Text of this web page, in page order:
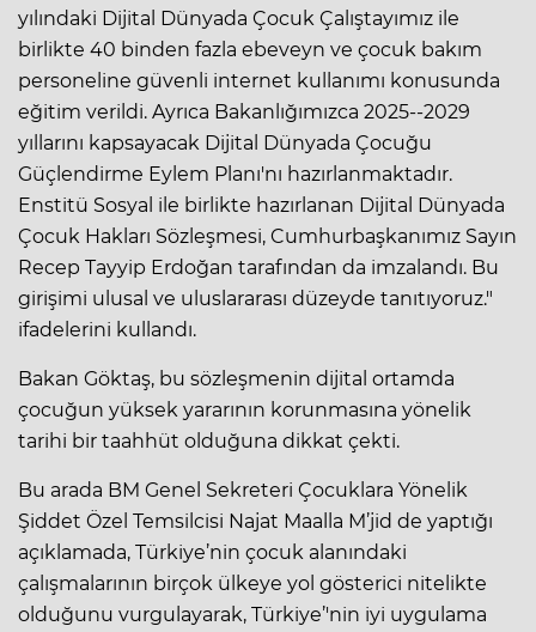
yılındaki Dijital Dünyada Çocuk Çalıştayımız ile
birlikte 40 binden fazla ebeveyn ve çocuk bakım
personeline güvenli internet kullanımı konusunda
eğitim verildi. Ayrıca Bakanlığımızca 2025--2029
yıllarını kapsayacak Dijital Dünyada Çocuğu
Güçlendirme Eylem Planı'nı hazırlanmaktadır.
Enstitü Sosyal ile birlikte hazırlanan Dijital Dünyada
Çocuk Hakları Sözleşmesi, Cumhurbaşkanımız Sayın
Recep Tayyip Erdoğan tarafından da imzalandı. Bu
girişimi ulusal ve uluslararası düzeyde tanıtıyoruz."
ifadelerini kullandı.
Bakan Göktaş, bu sözleşmenin dijital ortamda
çocuğun yüksek yararının korunmasına yönelik
tarihi bir taahhüt olduğuna dikkat çekti.
Bu arada BM Genel Sekreteri Çocuklara Yönelik
Şiddet Özel Temsilcisi Najat Maalla M’jid de yaptığı
açıklamada, Türkiye’nin çocuk alanındaki
çalışmalarının birçok ülkeye yol gösterici nitelikte
olduğunu vurgulayarak, Türkiye’'nin iyi uygulama